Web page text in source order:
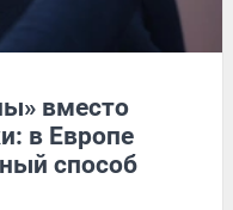
вместо
в Европе
способ